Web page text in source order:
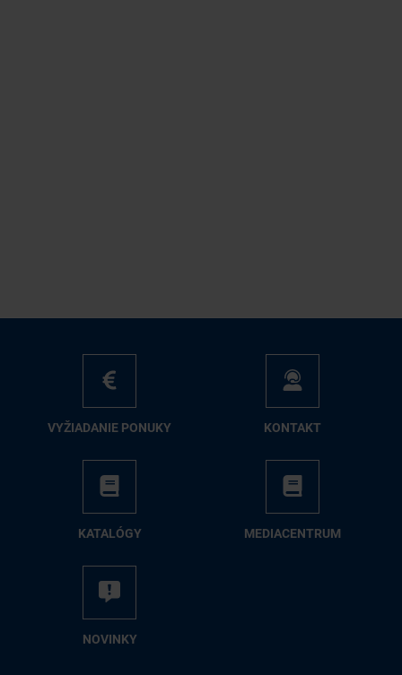
VY­ŽIA­DA­NIE PO­NU­KY KON­TAKT
KA­TA­LÓ­GY ME­DIA­CEN­TRUM
NO­VIN­KY